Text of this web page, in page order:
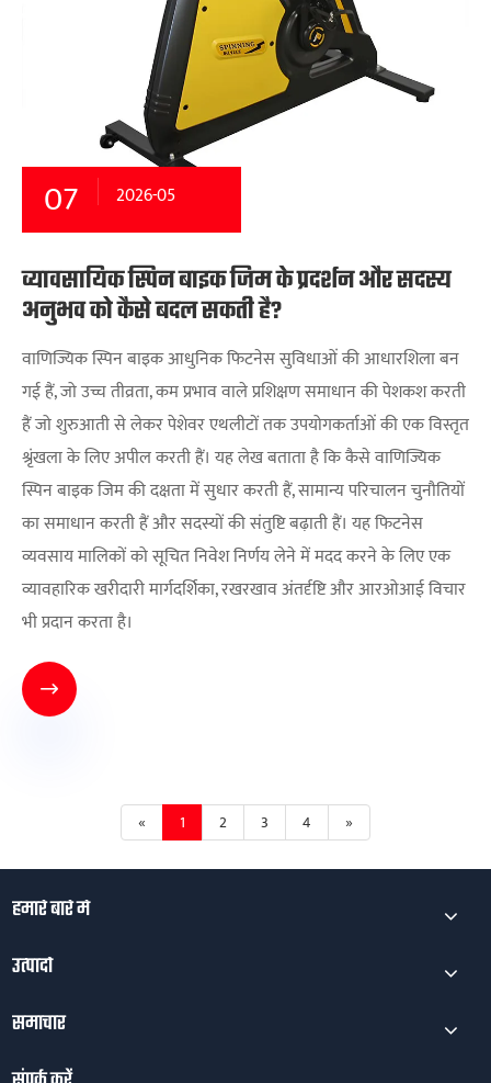
07 2026-05
व्यावसायिक स्पिन बाइक जिम के प्रदर्शन और सदस्य
अनुभव को कैसे बदल सकती है?
वाणिज्यिक स्पिन बाइक आधुनिक फिटनेस सुविधाओं की आधारशिला बन
गई हैं, जो उच्च तीव्रता, कम प्रभाव वाले प्रशिक्षण समाधान की पेशकश करती
हैं जो शुरुआती से लेकर पेशेवर एथलीटों तक उपयोगकर्ताओं की एक विस्तृत
श्रृंखला के लिए अपील करती हैं। यह लेख बताता है कि कैसे वाणिज्यिक
स्पिन बाइक जिम की दक्षता में सुधार करती हैं, सामान्य परिचालन चुनौतियों
का समाधान करती हैं और सदस्यों की संतुष्टि बढ़ाती हैं। यह फिटनेस
व्यवसाय मालिकों को सूचित निवेश निर्णय लेने में मदद करने के लिए एक
व्यावहारिक खरीदारी मार्गदर्शिका, रखरखाव अंतर्दृष्टि और आरओआई विचार
भी प्रदान करता है।

« 1 2 3 4 »
हमारे बारे में
उत्पादों
समाचार